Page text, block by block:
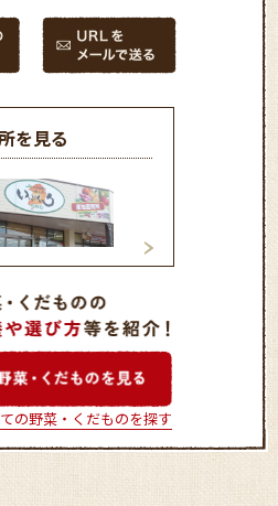
を見る
物直売所
の野菜・くだものを探す